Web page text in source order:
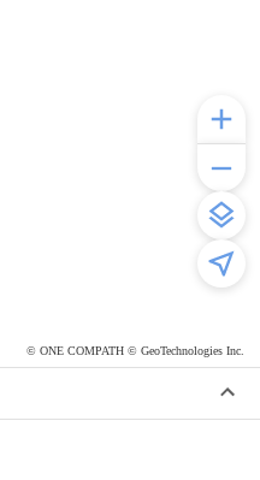
© ONE COMPATH © GeoTechnologies Inc.